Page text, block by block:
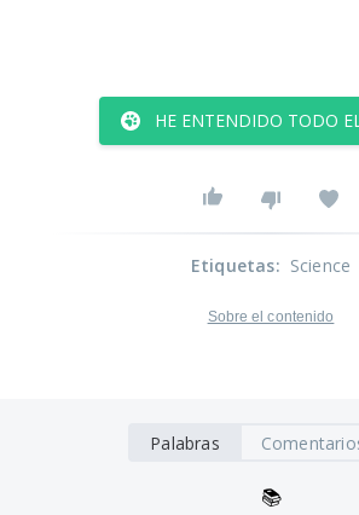
HE ENTENDIDO TODO
Etiquetas: Science
Sobre el contenido
Palabras
📚